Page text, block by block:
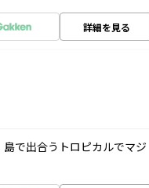
詳細を見る
で出合うトロピカルでマジ